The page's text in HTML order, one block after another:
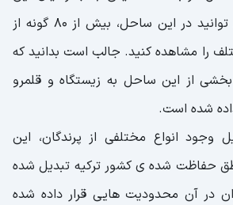
منطقه دارد! شما می توانید در این ساحل، بیش از 80 گونه از
را مشاهده کنید. جالب است بدانید که
بخشی از این ساحل به زیستگاه و قلمرو
شده است.
وجود انواع مختلفی از پرندگان، این
حفاظت شده ی کشور ترکیه تبدیل شده
در آن محدودیت هایی قرار داده شده